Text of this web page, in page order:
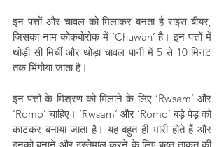
इन पत्तों और चावल को मिलाकर बनता है राइस बीयर,
जिसका नाम कोकबोरोक में ‘Chuwan’ है। इन पत्तों में
थोड़ी सी मिर्ची और थोड़ा चावल पानी में 5 से 10 मिनट
तक भिंगोया जाता है।
इन पत्तों के मिश्रण को मिलाने के लिए ‘Rwsam’ और
‘Romo’ चाहिए। ‘Rwsam’ और ‘Romo’ बड़े पेड़ को
काटकर बनाया जाता है। यह बहुत ही भारी होते हैं और
इनको बनाने और इस्तेमाल करने के लिए बहुत ताकत की